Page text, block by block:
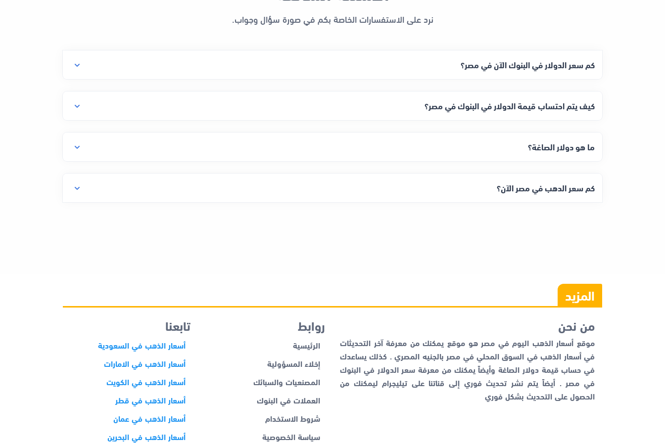
نرد على الاستفسارات الخاصة بكم في صورة سؤال وجواب.
كم سعر الدولار في البنوك الآن في مصر؟
كيف يتم احتساب قيمة الدولار في البنوك في مصر؟
ما هو دولار الصاغة؟
كم سعر الدهب في مصر الآن؟
المزيد
من نحن
موقع أسعار الذهب اليوم في مصر هو موقع يمكنك من معرفة آخر التحديثات
في أسعار الذهب في السوق المحلي في مصر بالجنيه المصري . كذلك يساعدك
في حساب قيمة دولار الصاغة وأيضاً يمكنك من معرفة سعر الدولار في البنوك
في مصر . أيضاً يتم نشر تحديث فوري إلى قناتنا على تيليجرام ليمكنك من
الحصول على التحديث بشكل فوري
روابط
الرئيسية
إخلاء المسؤولية
المصنعيات والسبائك
العملات في البنوك
شروط الاستخدام
سياسة الخصوصية
تابعنا
أسعار الذهب في السعودية
أسعار الذهب في الامارات
أسعار الذهب في الكويت
أسعار الذهب في قطر
أسعار الذهب في عمان
أسعار الذهب في البحرين